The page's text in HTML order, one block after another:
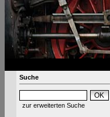
Suche
zur erweiterten Suche